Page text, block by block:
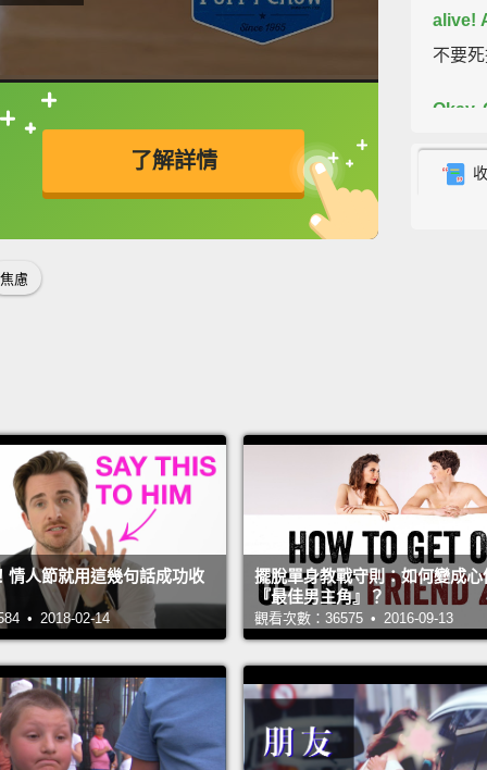
了解詳情
接查字典喔！
英
焦慮
alive!
不要
Okay.
好。
You
going.
it out.
check
你們
嗎？
點看
西。
情人節就用這幾句話成功收
• 2018-02-14
擺脫單身教戰守則：如何變成心
『最佳男主角』？
觀看次數：36575 • 2016-09-13